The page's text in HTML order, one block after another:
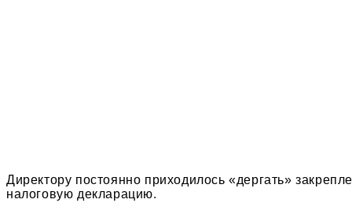
Директору постоянно приходилось «дергать»
налоговую декларацию.